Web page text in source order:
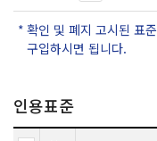
확인 및 폐지 고시된 표
구입하시면 됩니다.
인용표준